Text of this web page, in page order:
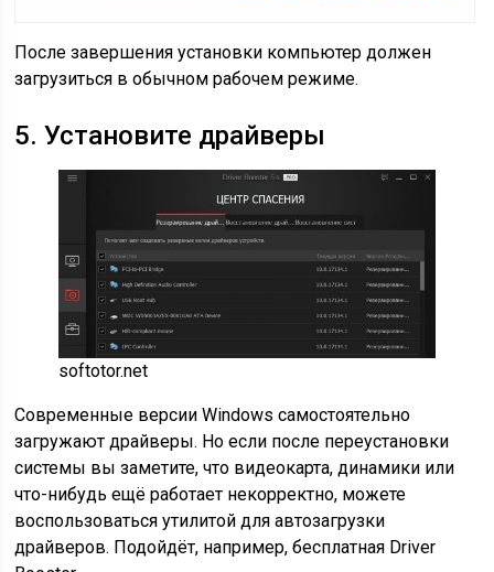
После завершения установки компьютер должен
загрузиться в обычном рабочем режиме.
5. Установите драйверы
softotor.net
Современные версии Windows самостоятельно
загружают драйверы. Но если после переустановки
системы вы заметите, что видеокарта, динамики или
что-нибудь ещё работает некорректно, можете
воспользоваться утилитой для автозагрузки
драйверов. Подойдёт, например, бесплатная Driver